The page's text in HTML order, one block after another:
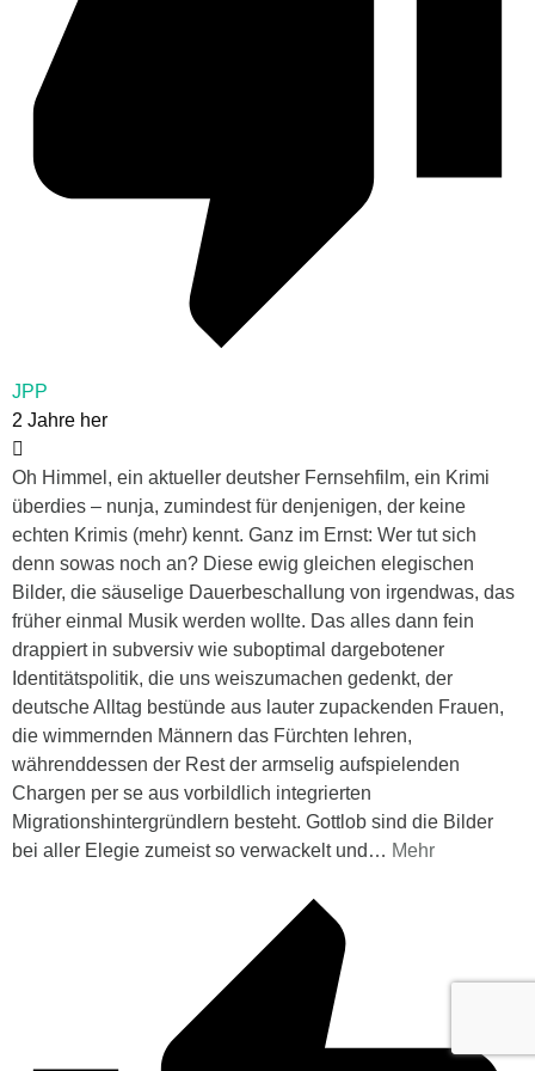
JPP
2 Jahre her
Oh Himmel, ein aktueller deutsher Fernsehfilm, ein Krimi
überdies – nunja, zumindest für denjenigen, der keine
echten Krimis (mehr) kennt. Ganz im Ernst: Wer tut sich
denn sowas noch an? Diese ewig gleichen elegischen
Bilder, die säuselige Dauerbeschallung von irgendwas, das
früher einmal Musik werden wollte. Das alles dann fein
drappiert in subversiv wie suboptimal dargebotener
Identitätspolitik, die uns weiszumachen gedenkt, der
deutsche Alltag bestünde aus lauter zupackenden Frauen,
die wimmernden Männern das Fürchten lehren,
währenddessen der Rest der armselig aufspielenden
Chargen per se aus vorbildlich integrierten
Migrationshintergründlern besteht. Gottlob sind die Bilder
bei aller Elegie zumeist so verwackelt und … Mehr